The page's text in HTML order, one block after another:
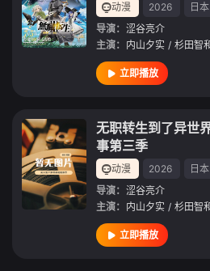
动漫 2026
日本
导演： 涩谷亮介
主演： 内山夕实 / 杉田智
立即播放
无职转生到了异世
事第三季
动漫 2026
日本
导演： 涩谷亮介
主演： 内山夕实 / 杉田智
立即播放